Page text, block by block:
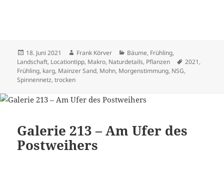
Veröffentlicht
am
18. Juni 2021 Autor
Frank Körver Kategorien
Bäume, Frühling,
Landschaft, Locationtipp, Makro, Naturdetails, Pflanzen Schlagwörter
2021,
Frühling, karg, Mainzer Sand, Mohn, Morgenstimmung, NSG,
Spinnennetz,trocken
Galerie 213 – Am Ufer des
Postweihers